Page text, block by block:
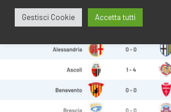
Gestisci Cookie Accetta tutti